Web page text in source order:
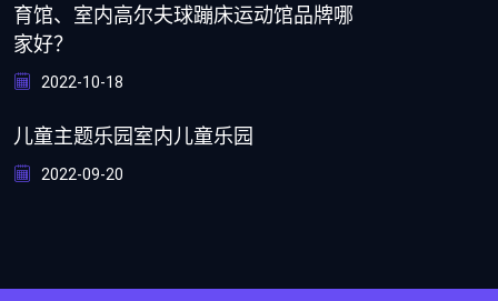
育馆、室内高尔夫球蹦床运动馆品牌哪
家好？
2022-10-18
儿童主题乐园室内儿童乐园
2022-09-20